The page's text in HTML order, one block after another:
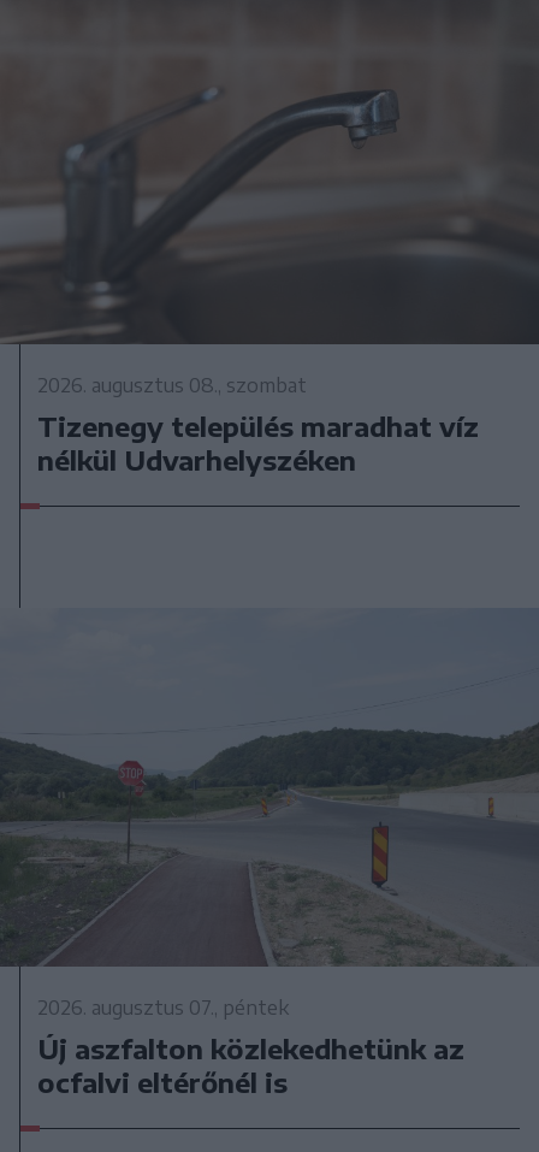
2026. augusztus 08., szombat
Tizenegy település maradhat víz
nélkül Udvarhelyszéken
2026. augusztus 07., péntek
Új aszfalton közlekedhetünk az
ocfalvi eltérőnél is